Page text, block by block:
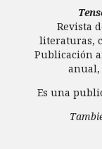
Revista
literaturas,
Publicación
anual,
Es una